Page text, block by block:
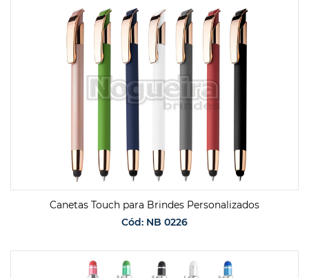
SOLICITAR ORÇAMENTO
Canetas Touch para Brindes Personalizados
Cód: NB 0226
SOLICITAR ORÇAMENTO